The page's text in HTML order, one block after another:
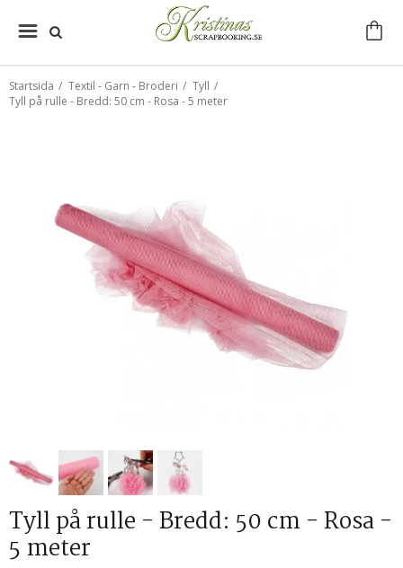
Startsida / Textil - Garn - Broderi / Tyll /
Tyll på rulle - Bredd: 50 cm - Rosa - 5 meter
Tyll på rulle - Bredd: 50 cm - Rosa -
5 meter